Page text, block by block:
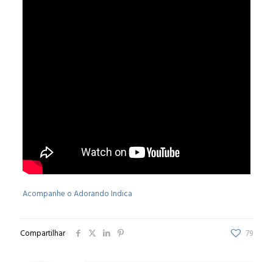
Acompanhe o Adorando Indica
Compartilhar 79